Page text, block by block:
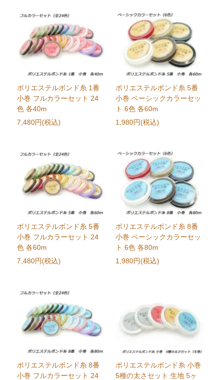
ポリエステルボンド糸 1番
小巻 フルカラーセット 24
色 各40m
7,480円(税込)
ポリエステルボンド糸 5番
小巻 ベーシックカラーセッ
ト 6色 各60m
1,980円(税込)
ポリエステルボンド糸 5番
小巻 フルカラーセット 24
色 各60m
7,480円(税込)
ポリエステルボンド糸 8番
小巻 ベーシックカラーセッ
ト 6色 各80m
1,980円(税込)
ポリエステルボンド糸 8番
小巻 フルカラーセット 24
ポリエステルボンド糸 小巻
5種の太さセット 生地 5ヶ